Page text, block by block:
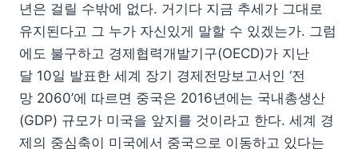
년은 걸릴 수밖에 없다. 거기다 지금 추세가 그대로
유지된다고 그 누가 자신있게 말할 수 있겠는가. 그럼
에도 불구하고 경제협력개발기구(OECD)가 지난
달 10일 발표한 세계 장기 경제전망보고서인 ‘전
망 2060’에 따르면 중국은 2016년에는 국내총생산
(GDP) 규모가 미국을 앞지를 것이라고 한다. 세계 경
제의 중심축이 미국에서 중국으로 이동하고 있다는